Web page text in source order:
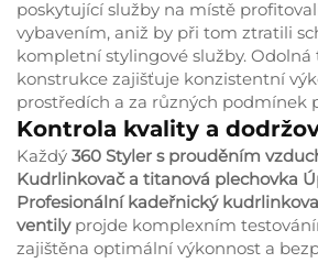
poskytující služby na místě
vybavením, aniž by při tom ztratili
kompletní stylingové služby. Odolná
konstrukce zajišťuje konzistentní
prostředích a za různých podmínek
Kontrola kvality a
Každý 360 Styler s prouděním
Kudrlinkovač a titanová plechovka
Profesionální kadeřnický
ventily projde komplexním
zajištěna optimální výkonnost a